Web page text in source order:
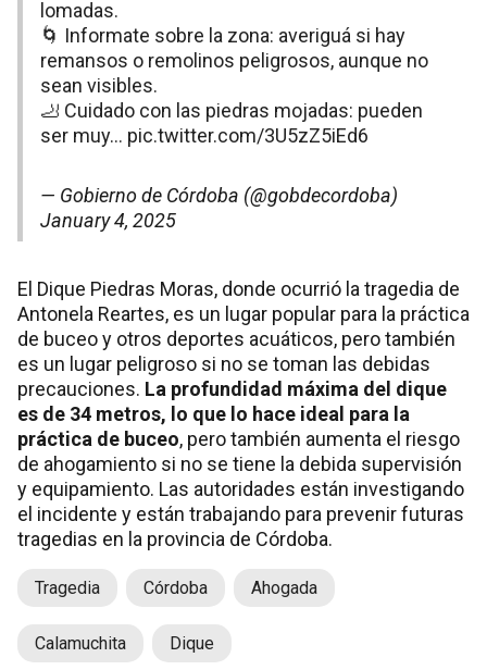
lomadas.
🌀 Informate sobre la zona: averiguá si hay
remansos o remolinos peligrosos, aunque no
sean visibles.
🦶 Cuidado con las piedras mojadas: pueden
ser muy… pic.twitter.com/3U5zZ5iEd6
— Gobierno de Córdoba (@gobdecordoba)
January 4, 2025
El Dique Piedras Moras, donde ocurrió la tragedia de
Antonela Reartes, es un lugar popular para la práctica
de buceo y otros deportes acuáticos, pero también
es un lugar peligroso si no se toman las debidas
precauciones. La profundidad máxima del dique
es de 34 metros, lo que lo hace ideal para la
práctica de buceo, pero también aumenta el riesgo
de ahogamiento si no se tiene la debida supervisión
y equipamiento. Las autoridades están investigando
el incidente y están trabajando para prevenir futuras
tragedias en la provincia de Córdoba.
Tragedia Córdoba Ahogada
Calamuchita Dique